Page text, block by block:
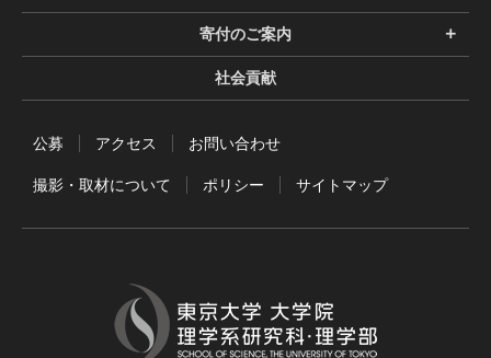
寄付のご案内
社会貢献
公募 アクセス お問い合わせ
撮影・取材について ポリシー サイトマップ